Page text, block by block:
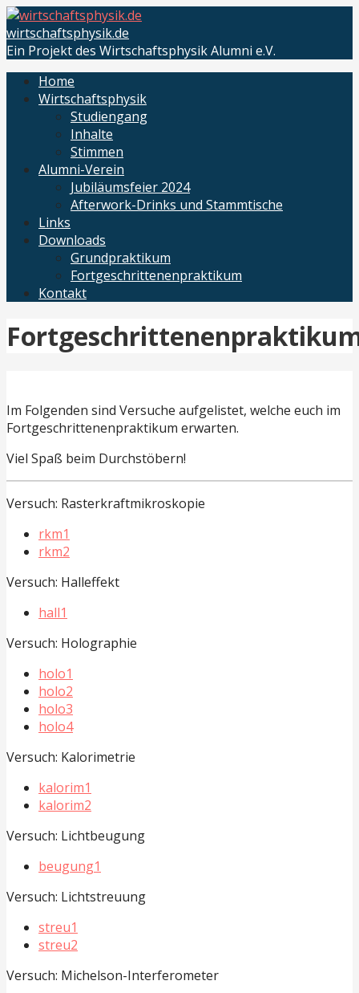
Zum
Inhalt
springen
wirtschaftsphysik.de
Ein Projekt des Wirtschaftsphysik Alumni e.V.
Home
Wirtschaftsphysik
Studiengang
Inhalte
Stimmen
Alumni-Verein
Jubiläumsfeier 2024
Afterwork-Drinks und Stammtische
Links
Downloads
Grundpraktikum
Fortgeschrittenenpraktikum
Kontakt
Im Folgenden sind Versuche aufgelistet, welche euch im
Fortgeschrittenenpraktikum erwarten.
Viel Spaß beim Durchstöbern!
Versuch: Rasterkraftmikroskopie
rkm1
rkm2
Versuch: Halleffekt
hall1
Versuch: Holographie
holo1
holo2
holo3
holo4
Versuch: Kalorimetrie
kalorim1
kalorim2
Versuch: Lichtbeugung
beugung1
Versuch: Lichtstreuung
streu1
streu2
Versuch: Michelson-Interferometer